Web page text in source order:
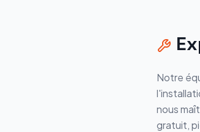
Notre
nous
gratuit,